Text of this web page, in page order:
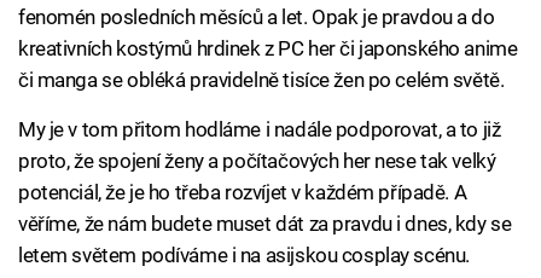
fenomén posledních měsíců a let. Opak je pravdou a do
kreativních kostýmů hrdinek z PC her či japonského anime
či manga se obléká pravidelně tisíce žen po celém světě.
My je v tom přitom hodláme i nadále podporovat, a to již
proto, že spojení ženy a počítačových her nese tak velký
potenciál, že je ho třeba rozvíjet v každém případě. A
věříme, že nám budete muset dát za pravdu i dnes, kdy se
letem světem podíváme i na asijskou cosplay scénu.